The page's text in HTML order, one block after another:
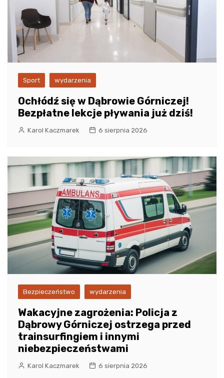
Sport wydarzenia
Ochłódź się w Dąbrowie Górniczej!
Bezpłatne lekcje pływania już dziś!
Karol Kaczmarek 6 sierpnia 2026
Bezpieczeństwo wydarzenia
Wakacyjne zagrożenia: Policja z
Dąbrowy Górniczej ostrzega przed
trainsurfingiem i innymi
niebezpieczeństwami
Karol Kaczmarek 6 sierpnia 2026